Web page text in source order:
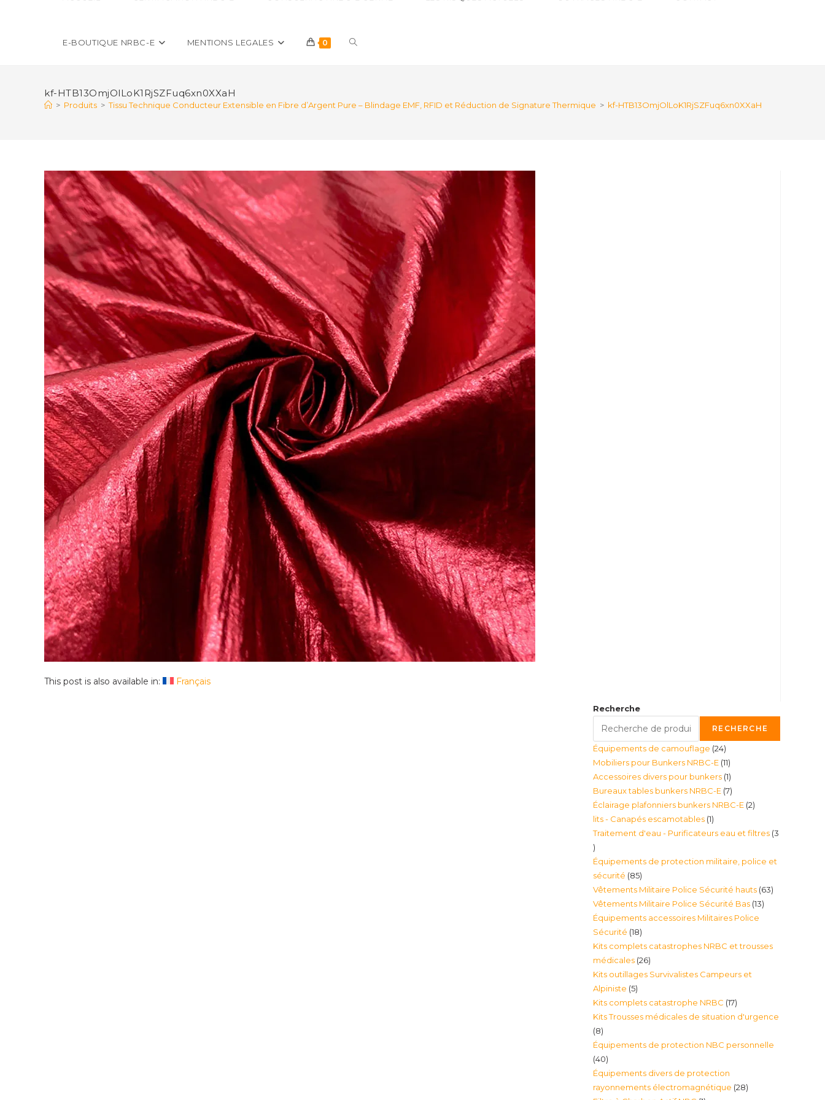
E-BOUTIQUE NRBC-E MENTIONS LEGALES 0 Toggle
kf-HTB13OmjOlLoK1RjSZFuq6xn0XXaH
> Produits > Tissu Technique Conducteur Extensible en Fibre d’Argent Pure – Blindage EMF, RFID et Réduction de Signature Thermique > kf-HTB13OmjOlLoK1RjSZFuq6xn0XXaH
This post is also available in: Français
Recherche
RECHERCHE
Équipements de camouflage 2424
produits
Mobiliers pour Bunkers NRBC-E 1111
produits
Accessoires divers pour bunkers 11
produit
Bureaux tables bunkers NRBC-E 77
produits
Éclairage plafonniers bunkers NRBC-E 22
lits - Canapés escamotables 11
produit
Traitement d'eau - Purificateurs eau et filtres 3
3
produits
Équipements de protection militaire, police et
sécurité 8585
produits
Vêtements Militaire Police Sécurité hauts 6363
Vêtements Militaire Police Sécurité Bas 1313
Équipements accessoires Militaires Police
Sécurité 1818
produits
Kits complets catastrophes NRBC et trousses
médicales 2626
produits
Kits outillages Survivalistes Campeurs et
Alpiniste 55
produits
Kits complets catastrophe NRBC 1717
produits
Kits Trousses médicales de situation d'urgence
88
produits
Équipements de protection NBC personnelle
4040
produits
Équipements divers de protection
rayonnements électromagnétique 2828